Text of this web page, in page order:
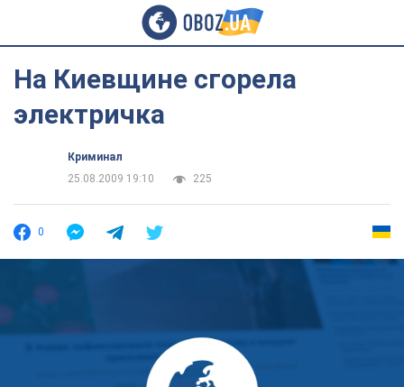
На Киевщине сгорела
электричка
Криминал
25.08.2009 19:10
225
0